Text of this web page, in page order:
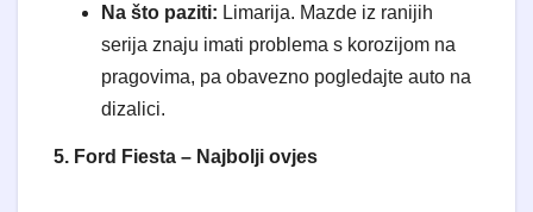
Na što paziti: Limarija. Mazde iz ranijih
serija znaju imati problema s korozijom na
pragovima, pa obavezno pogledajte auto na
dizalici.
5. Ford Fiesta – Najbolji ovjes